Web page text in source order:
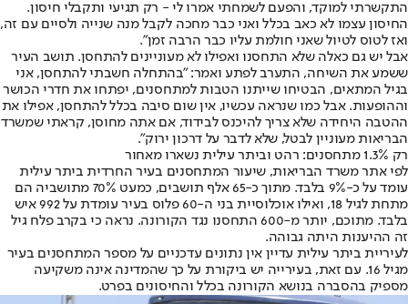
התקשרתי למוקד, והפעם לשמחתי אמרו לי - רק תגיעי ותקבלי חיסון.
החיסון עצמו לא כאב בכלל ואני כבר מחכה לקבל מנה שנייה ולסיים עם זה,
ואז לטוס לטיול שאני חולמת עליו כבר הרבה זמן".
אבל יש גם כאלה שלא התחסנו ואפילו לא מעוניינים להתחסן. תושב העיר
ששמע את השיחה, התערב לפתע ואמר: "בהתחלה חשבתי להתחסן, אני
בגיל המתאים, הבטיחו שייתנו הטבות למתחסנים, יפתחו את חדרי הכושר
וההופעות. אבל כמו שנראה עכשיו, אין שום סיבה בכלל להתחסן, אפילו את
ההטבה היחידה שלא צריך להיכנס לבידוד, אם אתה מחוסן, קראתי שמשרד
הבריאות מעוניין לבטל, שלא לדבר על דרכון ירוק".
רק 1.3% מתחסנים: רהט וביתר עילית נשארו מאחור
לפי אתר משרד הבריאות, שיעור המתחסנים בעיר החרדית ביתר עילית
עומד על כ-9% בלבד. מתוך כ-65 אלף תושבים, כמעט 70% מתושביה הם
מתחת לגיל 18, ואילו אוכלוסיית בני ה-60 פלוס בעיר עומדת על 992 איש
בלבד. מתוכם, יותר מ-600 התחסנו נגד הקורונה. נראה כי בקרב פלח גיל
זה ההיענות היתה גבוהה.
לעיריית ביתר עילית עדיין אין נתונים עדכניים על מספר המתחסנים בעיר
מגיל 16. עם זאת, בעירייה יש ביקורת על כך שהמדינה אינה משקיעה
מספיק בהסברה בנושא הקורונה בכלל והחיסונים בפרט.